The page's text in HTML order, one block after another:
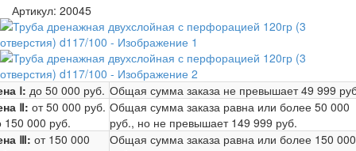
Артикул: 20045
Ⅰ: до 50 000 руб. Общая сумма заказа не превышает49 999
Ⅱ: от 50 000 руб.
150 000 руб.
Общая сумма заказа равна или более 50 000
руб., но не превышает 149 999 руб.
Ⅲ: от 150 000
Общая сумма заказа равна или более 150 000